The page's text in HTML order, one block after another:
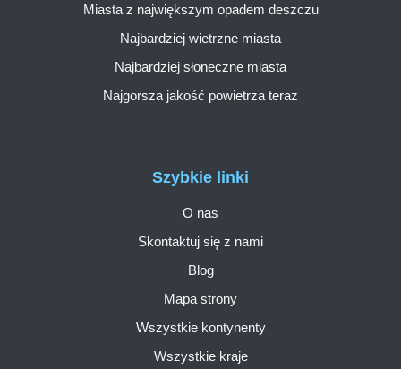
Szybkie linki
O nas
Skontaktuj się z nami
Blog
Mapa strony
Wszystkie kontynenty
Wszystkie kraje
Miasta z największym opadem deszczu
Najbardziej wietrzne miasta
Najbardziej słoneczne miasta
Najgorsza jakość powietrza teraz